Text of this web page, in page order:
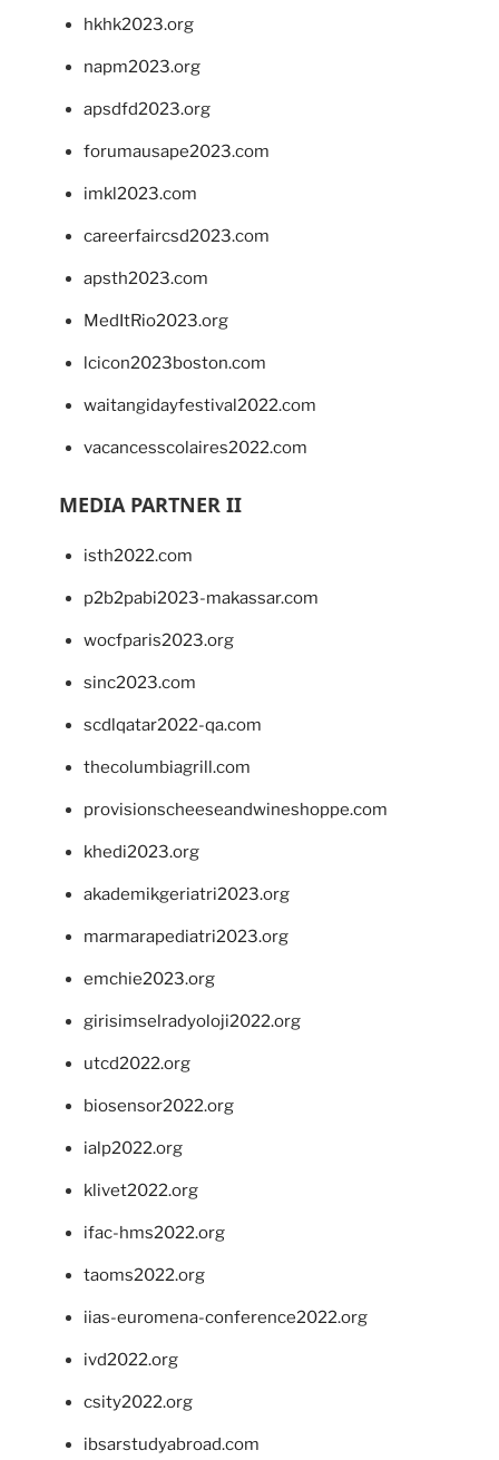
hkhk2023.org
napm2023.org
apsdfd2023.org
forumausape2023.com
imkl2023.com
careerfaircsd2023.com
apsth2023.com
MedItRio2023.org
lcicon2023boston.com
waitangidayfestival2022.com
vacancesscolaires2022.com
MEDIA PARTNER II
isth2022.com
p2b2pabi2023-makassar.com
wocfparis2023.org
sinc2023.com
scdlqatar2022-qa.com
thecolumbiagrill.com
provisionscheeseandwineshoppe.com
khedi2023.org
akademikgeriatri2023.org
marmarapediatri2023.org
emchie2023.org
girisimselradyoloji2022.org
utcd2022.org
biosensor2022.org
ialp2022.org
klivet2022.org
ifac-hms2022.org
taoms2022.org
iias-euromena-conference2022.org
ivd2022.org
csity2022.org
ibsarstudyabroad.com